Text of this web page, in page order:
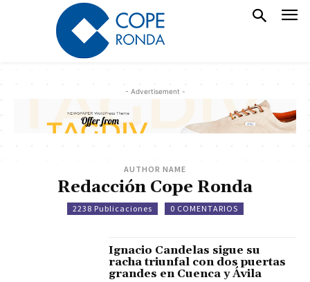
- Advertisement -
AUTHOR NAME
Redacción Cope Ronda
2238 Publicaciones 0 COMENTARIOS
Ignacio Candelas sigue su
racha triunfal con dos puertas
grandes en Cuenca y Ávila